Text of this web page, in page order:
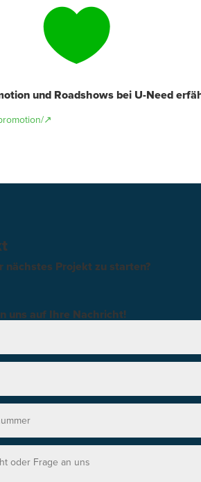

und Roadshows bei U-Need
↗
nächstes Projekt zu starten?
uns auf Ihre Nachricht!